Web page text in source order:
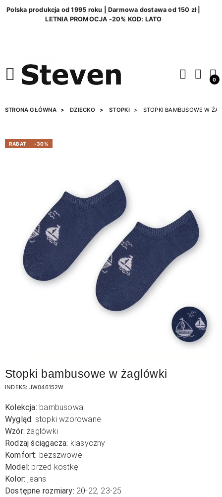
Polska produkcja od 1995 roku | Darmowa dostawa od 150 zł |
LETNIA PROMOCJA -20% KOD: LATO
0
STRONA GŁÓWNA DZIECKO STOPKI STOPKI BAMBUSOWE W
RABAT -30%
Stopki bambusowe w żaglówki
INDEKS: JW046152W
Kolekcja: bambusowa
Wygląd: stopki wzorowane
Wzór: żaglówki
Rodzaj ściągacza: klasyczny
Komfort: bezszwowe
Model: przed kostkę
Kolor: jeans
Dostępne rozmiary: 20-22, 23-25